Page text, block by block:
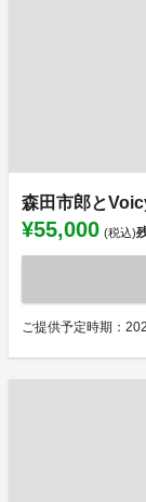
森田市郎と
¥55,000 (税込)
ご提供予定時期：